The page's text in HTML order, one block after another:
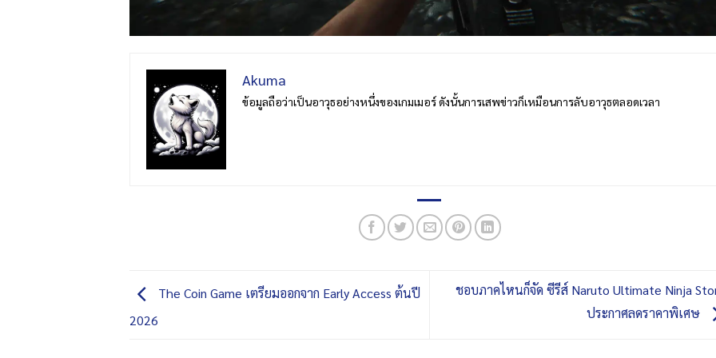
Akuma
ข้อมูลถือว่าเป็นอาวุธอย่างหนึ่งของเกมเมอร์ ดังนั้นการเสพข่าวก็เหมือนการลับอาวุธตลอดเวลา
The Coin Game เตรียมออกจาก Early Access ต้นปี
2026
ชอบภาคไหนก็จัด ซีรีส์ Naruto Ultimate Ninja
ประกาศลดราคาพิเศษ